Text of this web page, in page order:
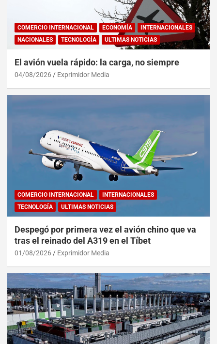
COMERCIO INTERNACIONAL ECONOMÍA
INTERNACIONALES
NACIONALES
TECNOLOGÍA ULTIMAS NOTICIAS
El avión vuela rápido: la carga, no siempre
04/08/2026 Exprimidor Media
COMERCIO INTERNACIONAL
INTERNACIONALES
TECNOLOGÍA
ULTIMAS NOTICIAS
Despegó por primera vez el avión chino que va
tras el reinado del A319 en el Tíbet
01/08/2026 Exprimidor Media